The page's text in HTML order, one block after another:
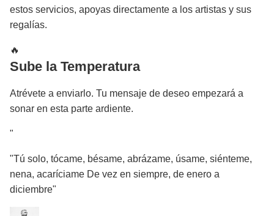
estos servicios, apoyas directamente a los artistas y sus
regalías.
🔥
Sube la Temperatura
Atrévete a enviarlo. Tu mensaje de deseo empezará a
sonar en esta parte ardiente.
"
"Tú solo, tócame, bésame, abrázame, úsame, siénteme,
nena, acaríciame De vez en siempre, de enero a
diciembre"